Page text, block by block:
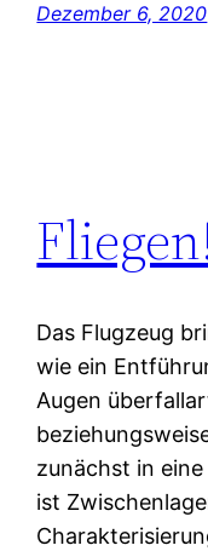
Dezember 6, 2020
Das Flugzeug
wie ein
Augen
zunächst in
ist